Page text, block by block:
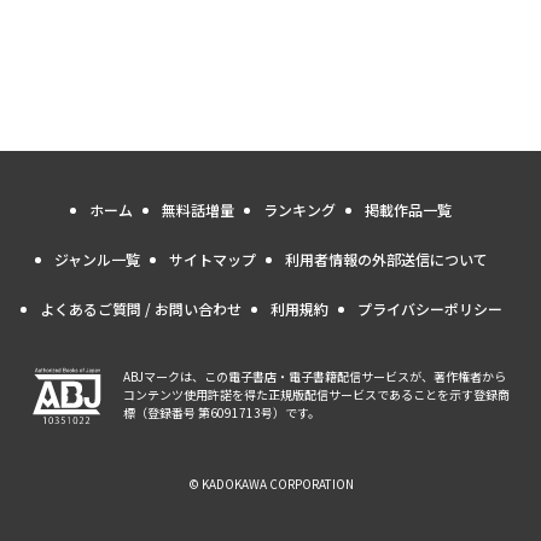
ホーム 無料話増量 ランキング 掲載作品一覧
ジャンル一覧 サイトマップ 利用者情報の外部送信について
よくあるご質問 / お問い合わせ 利用規約 プライバシーポリシー
ABJマークは、この電子書店・電子書籍配信サービスが、著作権者から
コンテンツ使用許諾を得た正規版配信サービスであることを示す登録商
標（登録番号 第6091713号）です。
© KADOKAWA CORPORATION